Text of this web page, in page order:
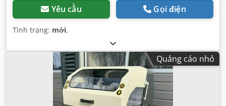
Yêu cầu Gọi điện
Tình trạng: mới,
Quảng cáo nhỏ